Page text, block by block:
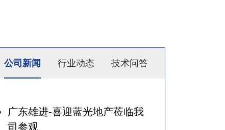
公司新闻 行业动态 技术问答
广东雄进-喜迎蓝光地产莅临我
司参观